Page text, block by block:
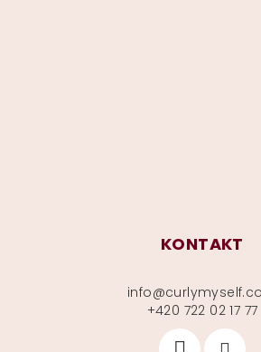
KONTAKT
info@
+420 722 02 17 77